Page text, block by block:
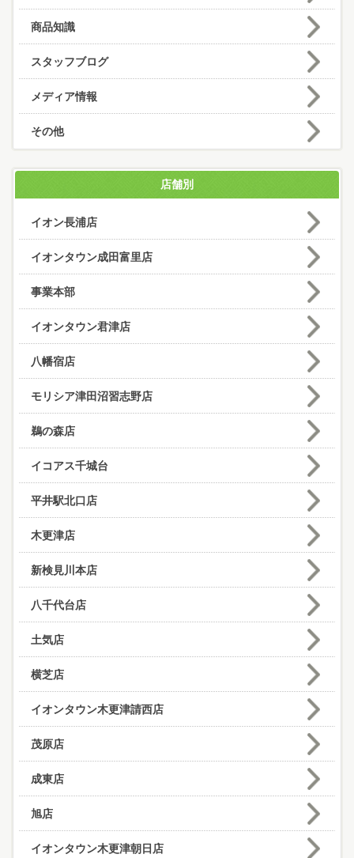
商品知識
スタッフブログ
メディア情報
その他
店舗別
イオン長浦店
イオンタウン成田富里店
事業本部
イオンタウン君津店
八幡宿店
モリシア津田沼習志野店
鵜の森店
イコアス千城台
平井駅北口店
木更津店
新検見川本店
八千代台店
土気店
横芝店
イオンタウン木更津請西店
茂原店
成東店
旭店
イオンタウン木更津朝日店